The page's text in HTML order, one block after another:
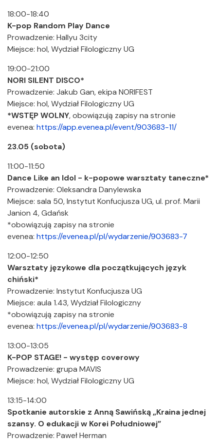
18:00-18:40
K-pop Random Play Dance
Prowadzenie: Hallyu 3city
Miejsce: hol, Wydział Filologiczny UG
19:00-21:00
NORI SILENT DISCO*
Prowadzenie: Jakub Gan, ekipa NORIFEST
Miejsce: hol, Wydział Filologiczny UG
*WSTĘP WOLNY, obowiązują zapisy na stronie
evenea: https://app.evenea.pl/event/903683-11/
23.05 (sobota)
11:00-11:50
Dance Like an Idol - k-popowe warsztaty taneczne*
Prowadzenie: Oleksandra Danylewska
Miejsce: sala 50, Instytut Konfucjusza UG, ul. prof. Marii
Janion 4, Gdańsk
*obowiązują zapisy na stronie
evenea: https://evenea.pl/pl/wydarzenie/903683-7
12:00-12:50
Warsztaty językowe dla początkujących język
chiński*
Prowadzenie: Instytut Konfucjusza UG
Miejsce: aula 1.43, Wydział Filologiczny
*obowiązują zapisy na stronie
evenea: https://evenea.pl/pl/wydarzenie/903683-8
13:00-13:05
K-POP STAGE! - występ coverowy
Prowadzenie: grupa MAVIS
Miejsce: hol, Wydział Filologiczny UG
13:15-14:00
Spotkanie autorskie z Anną Sawińską „Kraina jednej
szansy. O edukacji w Korei Południowej”
Prowadzenie: Paweł Herman